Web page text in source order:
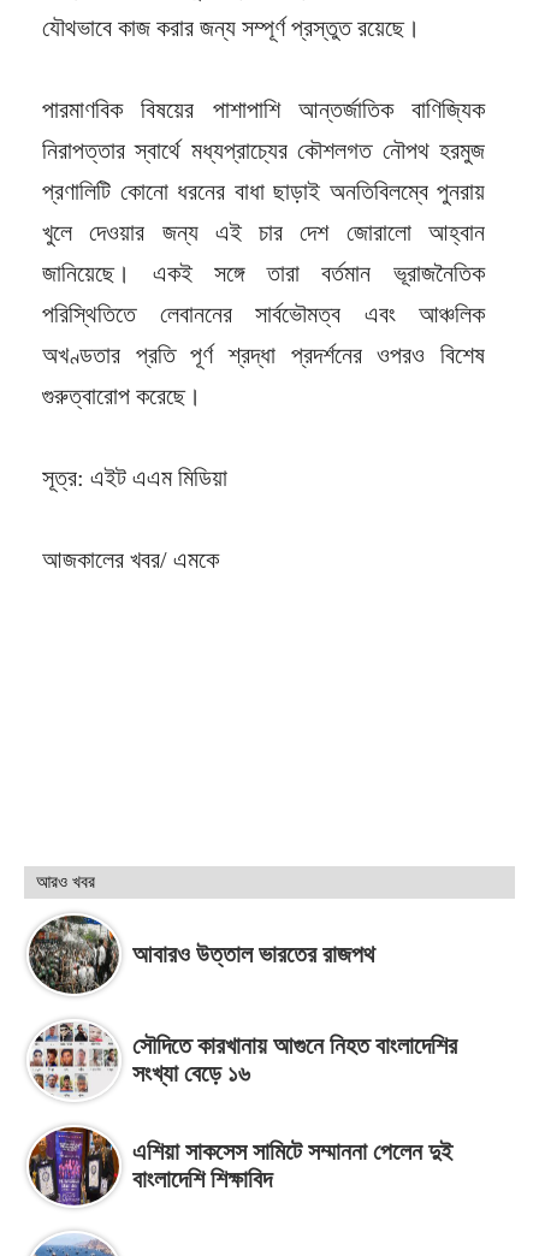
যৌথভাবে কাজ করার জন্য সম্পূর্ণ প্রস্তুত রয়েছে।
পারমাণবিক বিষয়ের পাশাপাশি আন্তর্জাতিক বাণিজ্যিক
নিরাপত্তার স্বার্থে মধ্যপ্রাচ্যের কৌশলগত নৌপথ হরমুজ
প্রণালিটি কোনো ধরনের বাধা ছাড়াই অনতিবিলম্বে পুনরায়
খুলে দেওয়ার জন্য এই চার দেশ জোরালো আহ্বান
জানিয়েছে। একই সঙ্গে তারা বর্তমান ভূরাজনৈতিক
পরিস্থিতিতে লেবাননের সার্বভৌমত্ব এবং আঞ্চলিক
অখণ্ডতার প্রতি পূর্ণ শ্রদ্ধা প্রদর্শনের ওপরও বিশেষ
গুরুত্বারোপ করেছে।
সূত্র: এইট এএম মিডিয়া
আজকালের খবর/ এমকে
আরও খবর
আবারও উত্তাল ভারতের রাজপথ
সৌদিতে কারখানায় আগুনে নিহত বাংলাদেশির
সংখ্যা বেড়ে ১৬
এশিয়া সাকসেস সামিটে সম্মাননা পেলেন দুই
বাংলাদেশি শিক্ষাবিদ